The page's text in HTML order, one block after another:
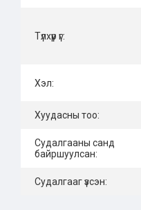
Түлхүүр үг:
Хэл:
Хуудасны тоо:
Судалгааны санд
байршуулсан:
Судалгааг үзсэн: